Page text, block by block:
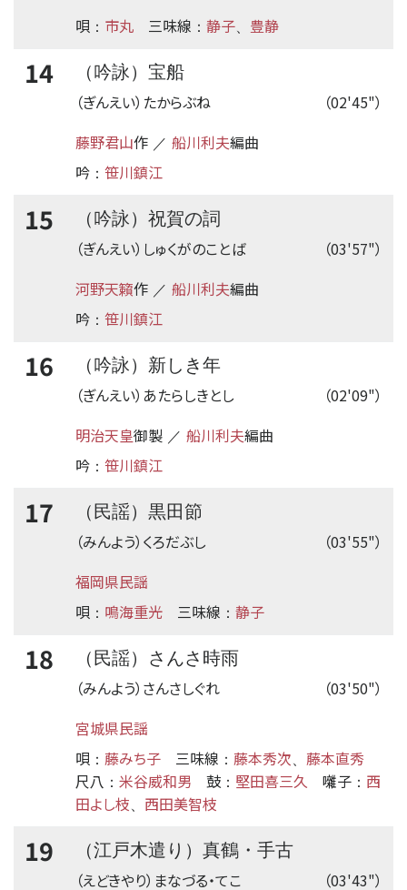
唄 ： 市丸 三味線 ： 静子 豊静
14
（吟詠）宝船
（02'45"）
（ぎんえい）たからぶね
藤野君山作 ／ 船川利夫編曲
吟 ： 笹川鎮江
15
（吟詠）祝賀の詞
（03'57"）
（ぎんえい）しゅくがのことば
河野天籟作 ／ 船川利夫編曲
吟 ： 笹川鎮江
16
（吟詠）新しき年
（02'09"）
（ぎんえい）あたらしきとし
明治天皇御製 ／ 船川利夫編曲
吟 ： 笹川鎮江
17
（民謡）黒田節
（03'55"）
（みんよう）くろだぶし
福岡県民謡
唄 ： 鳴海重光 三味線 ： 静子
18
（民謡）さんさ時雨
（03'50"）
（みんよう）さんさしぐれ
宮城県民謡
唄 ： 藤みち子 三味線 ： 藤本秀次
藤本直秀
尺八 ： 米谷威和男 鼓 ： 堅田喜三久 囃子 ： 西
田よし枝
西田美智枝
19
（江戸木遣り）真鶴・手古
（03'43"）
（えどきやり）まなづる・てこ